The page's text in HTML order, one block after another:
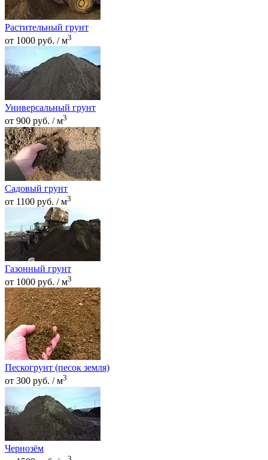
Растительный грунт
от 1000 руб. / м3
Универсальный грунт
от 900 руб. / м3
Садовый грунт
от 1100 руб. / м3
Газонный грунт
от 1000 руб. / м3
Пескогрунт (песок земля)
от 300 руб. / м3
Чернозём